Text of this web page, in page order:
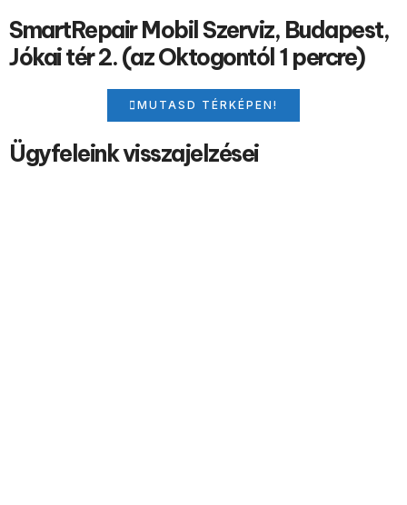
SmartRepair Mobil Szerviz, Budapest,
Jókai tér 2. (az Oktogontól 1 percre)
MUTASD TÉRKÉPEN!
Ügyfeleink visszajelzései